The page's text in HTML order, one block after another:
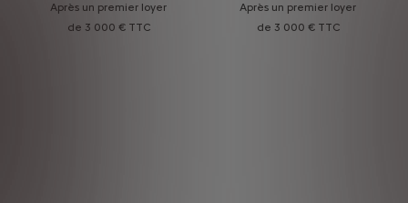
Après un premier loyer
de 3 000 € TTC
Après un premier loyer
de 3 000 € TTC